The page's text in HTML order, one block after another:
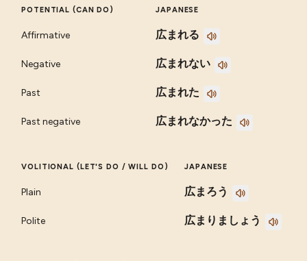
POTENTIAL (CAN DO) JAPANESE
Affirmative 広まれる
Negative 広まれない
Past 広まれた
Past negative 広まれなかった
VOLITIONAL (LET'S DO / WILL DO) JAPANESE
Plain 広まろう
Polite 広まりましょう